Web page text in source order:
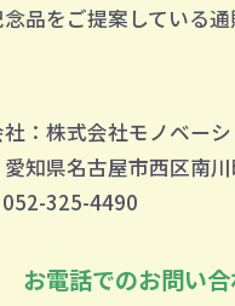
念品をご提案している
：株式会社モノベー
知県名古屋市西区南
325-4490
お電話でのお問い